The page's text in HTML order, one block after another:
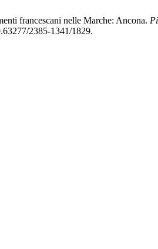
francescani nelle Marche: Ancona.
2385-1341/1829.